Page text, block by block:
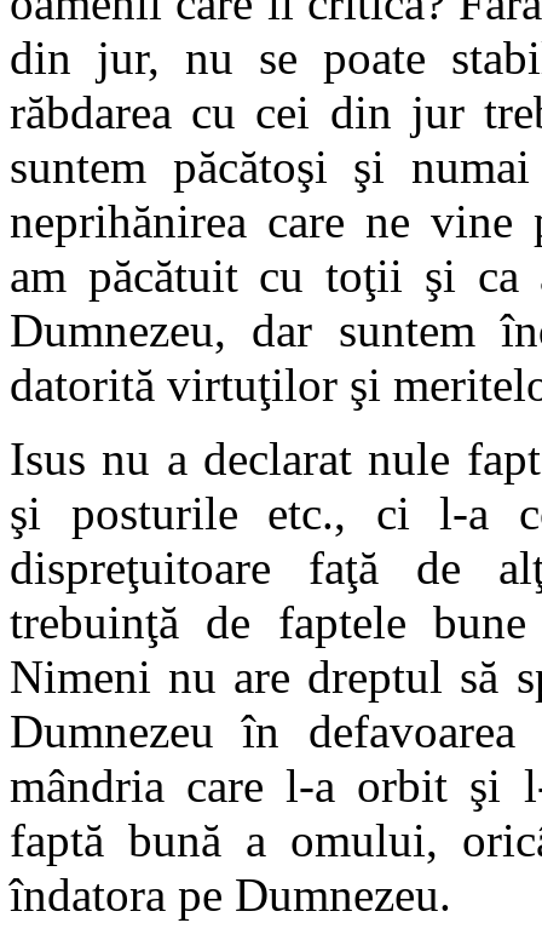
din jur, nu se poate
răbdarea cu cei din jur
suntem păcătoşi şi
neprihănirea care ne
am păcătuit cu toţii şi ca
Dumnezeu, dar suntem
datorită virtuţilor şi
Isus nu a declarat nule
şi posturile etc., ci l-a
dispreţuitoare faţă de
trebuinţă de faptele
Nimeni nu are dreptul să
Dumnezeu în
mândria care l-a orbit şi
faptă bună a omului,
îndatora pe Dumnezeu.